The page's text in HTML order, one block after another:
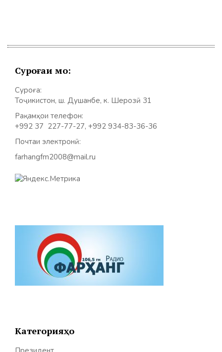
Суроғаи мо:
Суроға:
Тоҷикистон, ш. Душанбе, к. Шерозӣ 31
Рақамҳои телефон:
+992 37 227-77-27, +992 934-83-36-36
Почтаи электронӣ:
farhangfm2008@mail.ru
Категорияҳо